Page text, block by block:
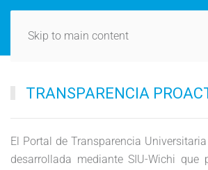
Skip to main content
TRANSPARENCIA
El Portal de Transparencia
desarrollada mediante SIU-Wichi que